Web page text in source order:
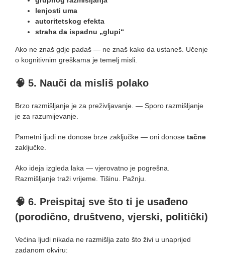
lenjosti uma
autoritetskog efekta
straha da ispadnu „glupi“
Ako ne znaš gdje padaš — ne znaš kako da ustaneš. Učenje
o kognitivnim greškama je temelj misli.
🧠 5. Nauči da misliš polako
Brzo razmišljanje je za preživljavanje. — Sporo razmišljanje
je za razumijevanje.
Pametni ljudi ne donose brze zaključke — oni donose tačne
zaključke.
Ako ideja izgleda laka — vjerovatno je pogrešna.
Razmišljanje traži vrijeme. Tišinu. Pažnju.
🧠 6. Preispitaj sve što ti je usađeno
(porodično, društveno, vjerski, politički)
Većina ljudi nikada ne razmišlja zato što živi u unaprijed
zadanom okviru: